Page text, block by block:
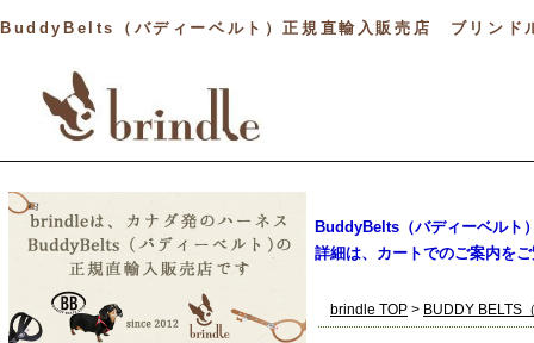
BuddyBelts（バディーベルト）正規直輸入販売店 ブリンド
BuddyBelts（バディーベルト
詳細は、カートでのご案内を
brindle TOP > BUDDY BELTS